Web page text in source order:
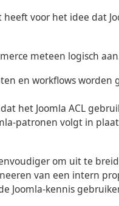
voor het idee dat
meteen logisch
en workflows worden
het Joomla ACL
patronen volgt in
om uit te
van een intern
Joomla-kennis